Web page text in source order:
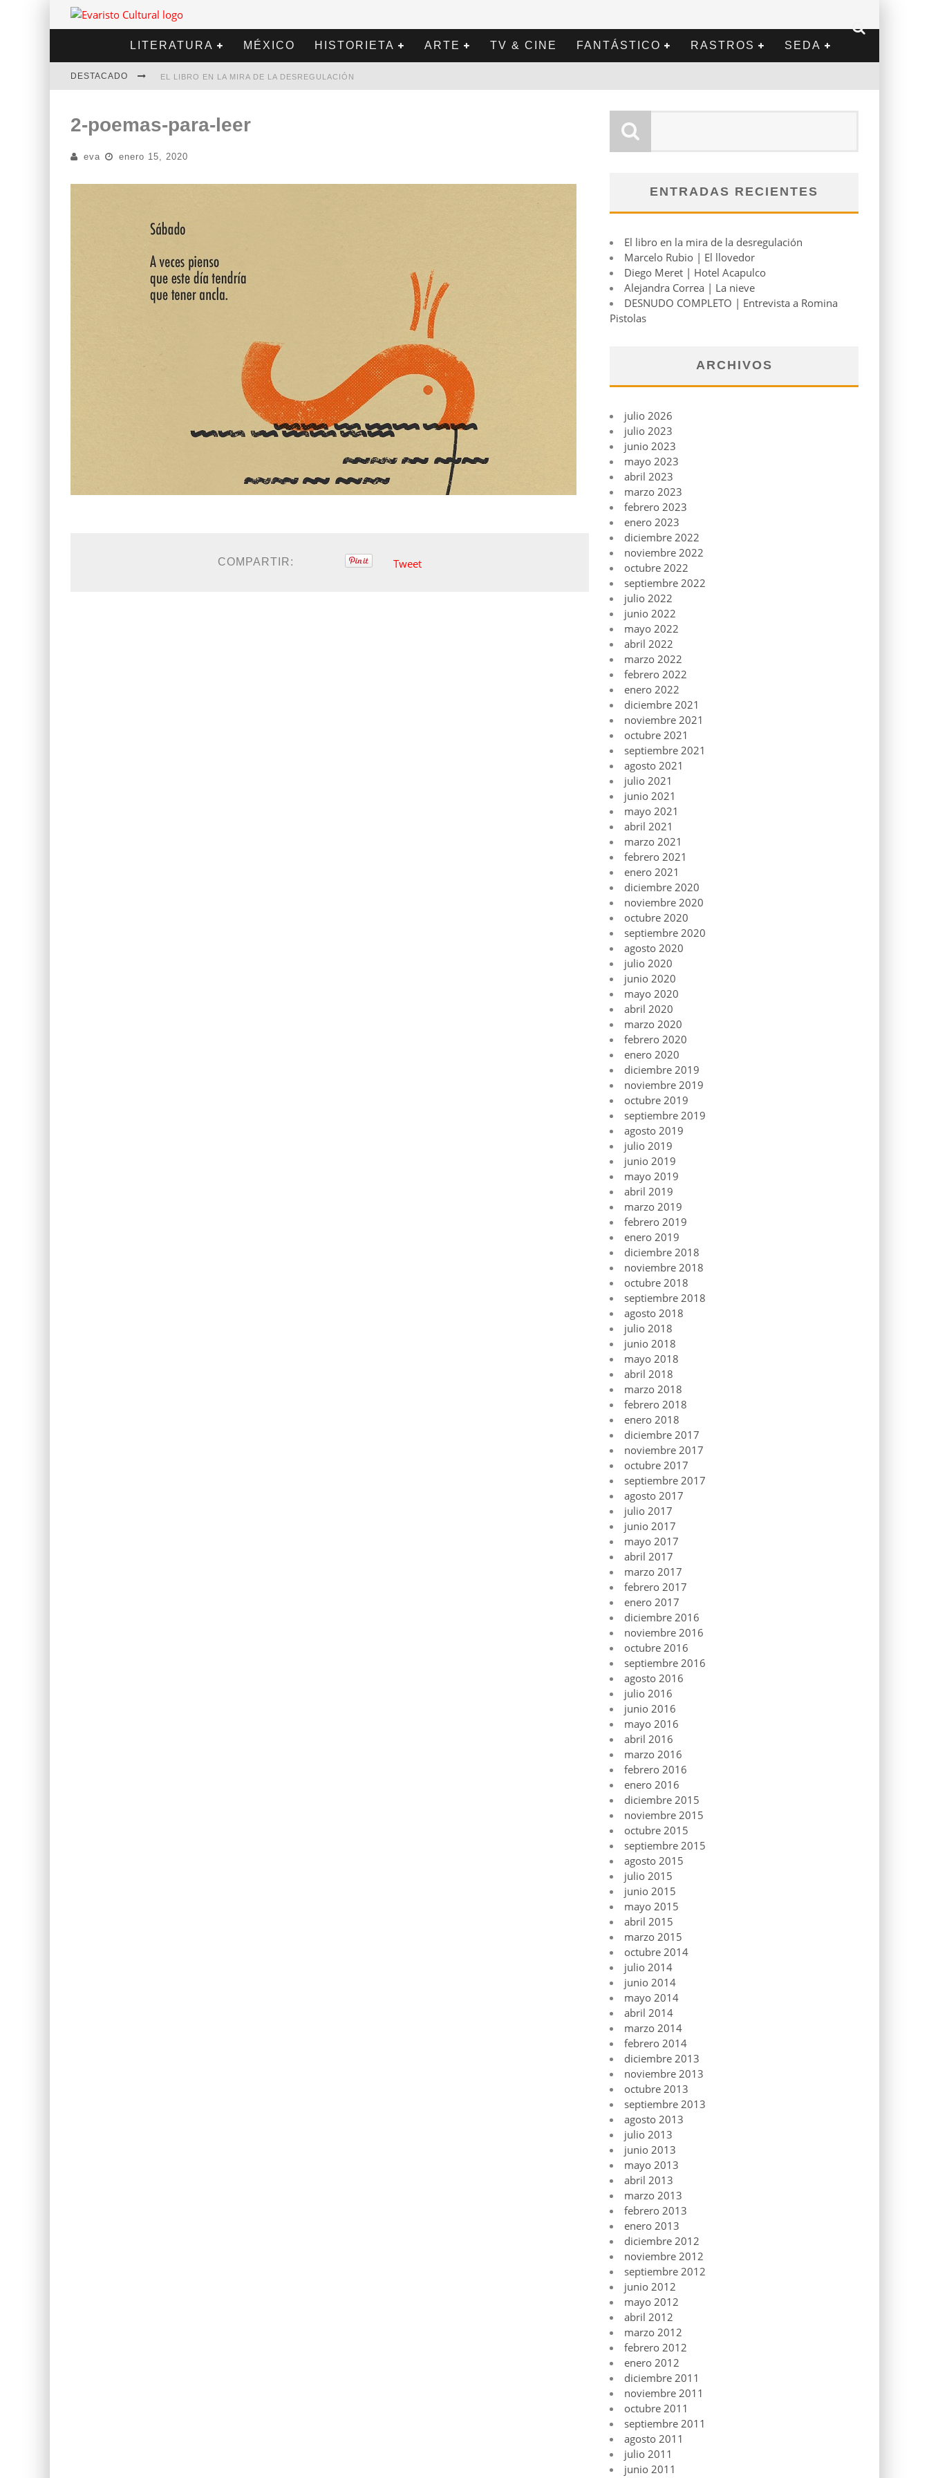
LITERATURA MÉXICO HISTORIETA ARTE TV & CINE FANTÁSTICO RASTROS SEDA
DESTACADO EL LIBRO EN LA MIRA DE LA DESREGULACIÓN
DIEGO MERET | HOTEL ACAPULCO
ALEJANDRA CORREA | LA NIEVE
2-poemas-para-leer
eva enero 15, 2020
COMPARTIR: Tweet
ENTRADAS RECIENTES
El libro en la mira de la desregulación
Marcelo Rubio | El llovedor
Diego Meret | Hotel Acapulco
Alejandra Correa | La nieve
DESNUDO COMPLETO | Entrevista a Romina
Pistolas
ARCHIVOS
julio 2026
julio 2023
junio 2023
mayo 2023
abril 2023
marzo 2023
febrero 2023
enero 2023
diciembre 2022
noviembre 2022
octubre 2022
septiembre 2022
julio 2022
junio 2022
mayo 2022
abril 2022
marzo 2022
febrero 2022
enero 2022
diciembre 2021
noviembre 2021
octubre 2021
septiembre 2021
agosto 2021
julio 2021
junio 2021
mayo 2021
abril 2021
marzo 2021
febrero 2021
enero 2021
diciembre 2020
noviembre 2020
octubre 2020
septiembre 2020
agosto 2020
julio 2020
junio 2020
mayo 2020
abril 2020
marzo 2020
febrero 2020
enero 2020
diciembre 2019
noviembre 2019
octubre 2019
septiembre 2019
agosto 2019
julio 2019
junio 2019
mayo 2019
abril 2019
marzo 2019
febrero 2019
enero 2019
diciembre 2018
noviembre 2018
octubre 2018
septiembre 2018
agosto 2018
julio 2018
junio 2018
mayo 2018
abril 2018
marzo 2018
febrero 2018
enero 2018
diciembre 2017
noviembre 2017
octubre 2017
septiembre 2017
agosto 2017
julio 2017
junio 2017
mayo 2017
abril 2017
marzo 2017
febrero 2017
enero 2017
diciembre 2016
noviembre 2016
octubre 2016
septiembre 2016
agosto 2016
julio 2016
junio 2016
mayo 2016
abril 2016
marzo 2016
febrero 2016
enero 2016
diciembre 2015
noviembre 2015
octubre 2015
septiembre 2015
agosto 2015
julio 2015
junio 2015
mayo 2015
abril 2015
marzo 2015
octubre 2014
julio 2014
junio 2014
mayo 2014
abril 2014
marzo 2014
febrero 2014
diciembre 2013
noviembre 2013
octubre 2013
septiembre 2013
agosto 2013
julio 2013
junio 2013
mayo 2013
abril 2013
marzo 2013
febrero 2013
enero 2013
diciembre 2012
noviembre 2012
septiembre 2012
junio 2012
mayo 2012
abril 2012
marzo 2012
febrero 2012
enero 2012
diciembre 2011
noviembre 2011
octubre 2011
septiembre 2011
agosto 2011
julio 2011
junio 2011